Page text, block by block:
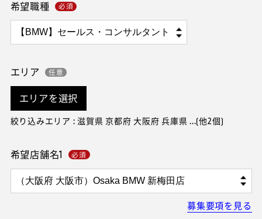
希望職種
エリア
エリアを選択
絞り込みエリア : 滋賀県 京都府 大阪府 兵庫県 ...(他2個)
希望店舗名1
募集要項を見る